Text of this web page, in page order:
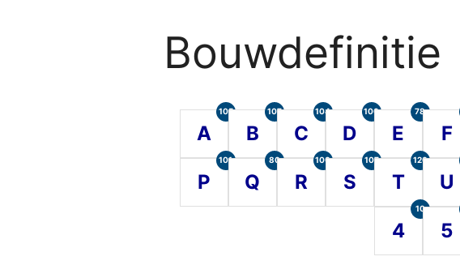
Bouwdefinitie
A
105
B
107
C
104
D
100
E
78
F
P
101
Q
80
R
100
S
107
T
120
U
4
10
5